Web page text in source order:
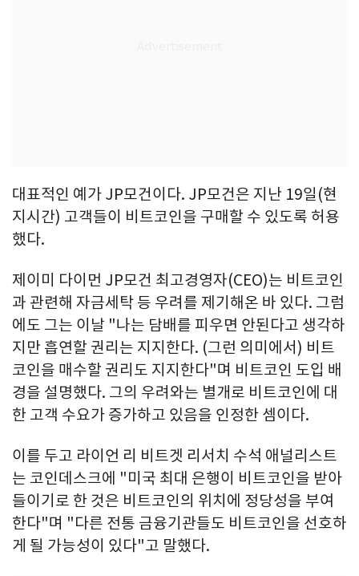
대표적인 예가 JP모건이다. JP모건은 지난 19일(현
지시간) 고객들이 비트코인을 구매할 수 있도록 허용
했다.
제이미 다이먼 JP모건 최고경영자(CEO)는 비트코인
과 관련해 자금세탁 등 우려를 제기해온 바 있다. 그럼
에도 그는 이날 "나는 담배를 피우면 안된다고 생각하
지만 흡연할 권리는 지지한다. (그런 의미에서) 비트
코인을 매수할 권리도 지지한다"며 비트코인 도입 배
경을 설명했다. 그의 우려와는 별개로 비트코인에 대
한 고객 수요가 증가하고 있음을 인정한 셈이다.
이를 두고 라이언 리 비트겟 리서치 수석 애널리스트
는 코인데스크에 "미국 최대 은행이 비트코인을 받아
들이기로 한 것은 비트코인의 위치에 정당성을 부여
한다"며 "다른 전통 금융기관들도 비트코인을 선호하
게 될 가능성이 있다"고 말했다.